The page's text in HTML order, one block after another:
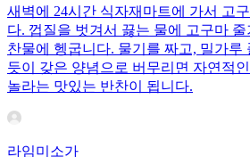
새벽에 24시간 식자재마트에 가서 고
다. 껍질을 벗겨서 끓는 물에 고구마
찬물에 헹굽니다. 물기를 짜고, 밀가루
듯이 갖은 양념으로 버무리면 자연적
놀라는 맛있는 반찬이 됩니다.
라임미소가